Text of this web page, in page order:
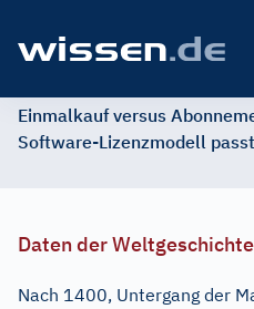
Einmalkauf versus
Software-Lizenzmodell
Daten der Weltgeschichte
Nach 1400, Untergang der